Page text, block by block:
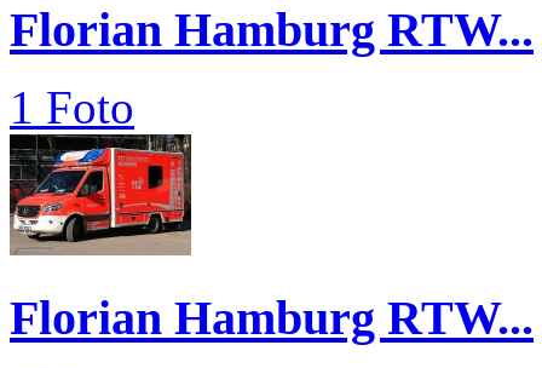
Florian Hamburg RTW...
1 Foto
Florian Hamburg RTW...